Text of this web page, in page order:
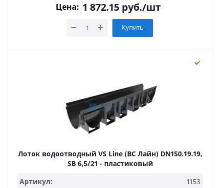
Цена: 1 872.15 руб./шт
Купить
Лоток водоотводный VS Line (ВС Лайн) DN150.19.19,
SB 6,5/21 - пластиковый
Артикул:
1153